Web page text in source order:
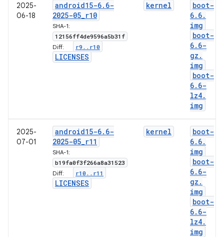
2025-
06-18
android15-6. 6-
2025-05_r10
SHA-1:
12156ff4de9596a5b31f
Diff: r9 . . r10
LICENSES
kernel
boot-
6. 6.
img
boot-
6. 6-
gz .
img
boot-
6. 6-
lz4.
img
2025-
07-01
android15-6. 6-
2025-05_r11
SHA-1:
b19fa0f3f266a8a31523
Diff: r10 . . r11
LICENSES
kernel
boot-
6. 6.
img
boot-
6. 6-
gz .
img
boot-
6. 6-
lz4.
img